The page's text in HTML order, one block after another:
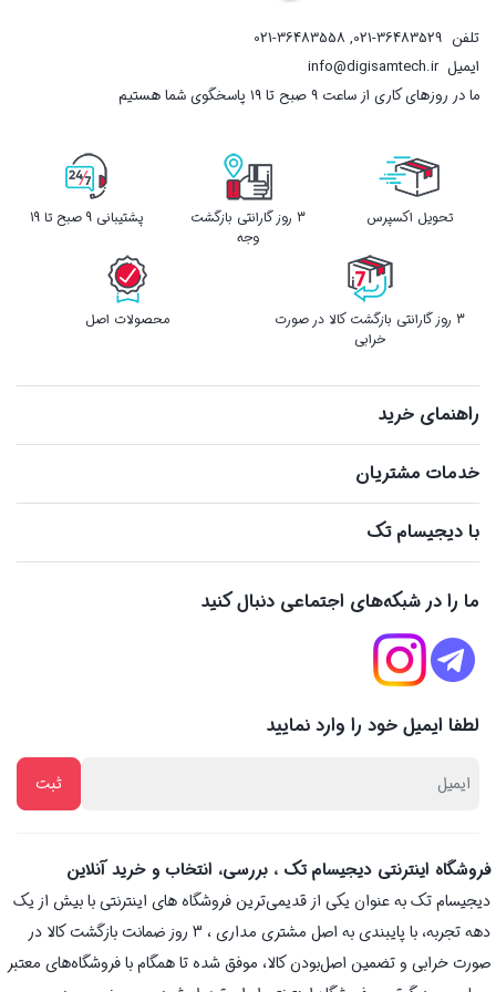
تلفن 021-36483529
,
021-36483558
ایمیلinfo@digisamtech.ir
ما در روزهای کاری از ساعت ۹ صبح تا ۱۹ پاسخگوی شما هستیم
تحویل اکسپرس
3 روز گارانتی بازگشت
وجه
پشتیبانی 9 صبح تا 19
3 روز گارانتی بازگشت کالا در صورت
خرابی
محصولات اصل
راهنمای خرید
خدمات مشتریان
با دیجیسام تک
ما را در شبکه‌های اجتماعی دنبال کنید
لطفا ایمیل خود را وارد نمایید
فروشگاه اینترنتی دیجیسام تک ، بررسی، انتخاب و خرید آنلاین
دیجیسام تک به عنوان یکی از قدیمی‌ترین فروشگاه های اینترنتی با بیش از یک
دهه تجربه، با پایبندی به اصل مشتری مداری ، 3 روز ضمانت بازگشت کالا در
صورت خرابی و تضمین اصل‌بودن کالا، موفق شده تا همگام با فروشگاه‌های معتبر